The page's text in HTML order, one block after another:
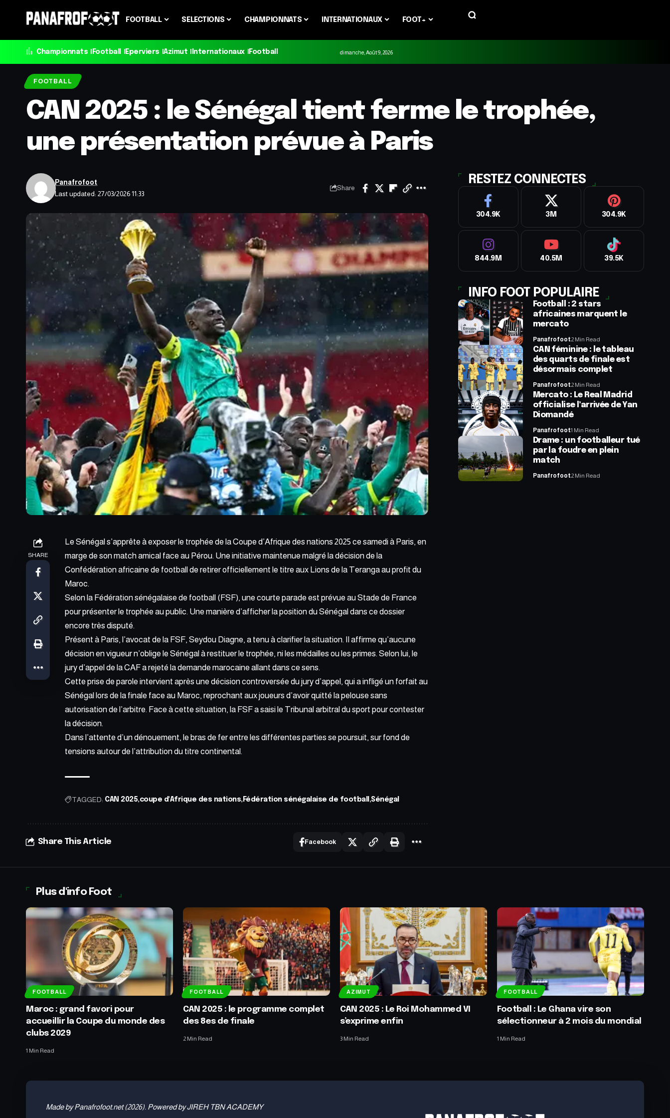
FOOTBALL SELECTIONS CHAMPIONNATS INTERNATIONAUX FOOT+
Championnats Football Eperviers Azimut Internationaux Football dimanche, Août 9, 2026
FOOTBALL
CAN 2025 : le Sénégal tient ferme le trophée,
une présentation prévue à Paris
Last updated: 27/03/2026 11:33
Panafrofoot
Share
SHARE
Le Sénégal s’apprête à exposer le trophée de la Coupe d’Afrique des nations 2025 ce samedi à Paris, en
marge de son match amical face au Pérou. Une initiative maintenue malgré la décisionde la
Confédération africaine de football de retirer officiellement le titre aux Lions de la Teranga au profit du
Maroc.
Selon la Fédération sénégalaise de football (FSF), une courte parade est prévue au Stade de France
pour présenter le trophée au public. Une manière d’afficher la position du Sénégal dans ce dossier
encore très disputé.
Présent à Paris, l’avocat de la FSF, Seydou Diagne, a tenu àclarifier la situation. Il affirme qu’aucune
décision en vigueur n’oblige le Sénégal à restituer le trophée, ni les médailles ou les primes. Selon lui, le
jury d’appel de la CAF a rejeté la demande marocaine allant dans ce sens.
Cette prise de parole intervient après une décisioncontroversée du jury d’appel, qui a infligé un forfait au
Sénégal lors de la finale face au Maroc, reprochant aux joueurs d’avoir quitté la pelouse sans
autorisation de l’arbitre. Face à cette situation, la FSF a saisi le Tribunal arbitral du sport pour contester
la décision.
Dans l’attente d’un dénouement, le bras de fer entre les différentes parties se poursuit, sur fond de
tensions autour de l’attribution du titre continental.
TAGGED: CAN 2025 coupe d'Afrique des nations Fédération sénégalaise de football Sénégal
Share This Article Facebook
RESTEZ CONNECTES
304.9K 3M 304.9K
844.9M 40.5M 39.5K
INFO FOOT POPULAIRE
Football : 2 stars
africaines marquent le
mercato
Panafrofoot2 Min Read
CAN féminine : le tableau
des quarts de finale est
désormais complet
Panafrofoot2 Min Read
Mercato : Le Real Madrid
officialise l’arrivée de Yan
Diomandé
Panafrofoot1 Min Read
Drame : un footballeur tué
par la foudre en plein
match
Panafrofoot2 Min Read
Plus d'info Foot
FOOTBALL
Maroc : grand favori pour
accueillir la Coupe du monde des
clubs 2029
1 Min Read
FOOTBALL
CAN 2025 : le programme complet
des 8es de finale
2 Min Read
AZIMUT
CAN 2025 : Le Roi Mohammed VI
s’exprime enfin
3 Min Read
FOOTBALL
Football : Le Ghana vire son
sélectionneur à 2 mois du mondial
1 Min Read
Made by Panafrofoot.net (2026). Powered by JIREH TBN ACADEMY